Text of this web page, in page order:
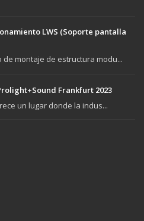
LWS (Soporte pantalla
de montaje de estructura modu...
Frankfurt 2023
un lugar donde la indus...